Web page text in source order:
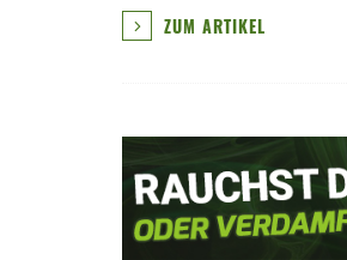
ZUM ARTIKEL